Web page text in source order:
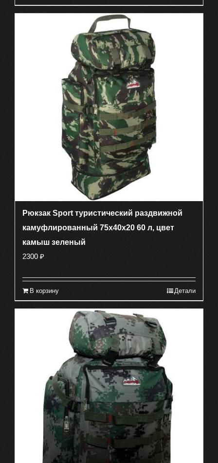
Рюкзак Sport туристический раздвижной
камуфлированный 75х40х20 60 л, цвет
камыш зеленый
2300 ₽
В корзину Детали